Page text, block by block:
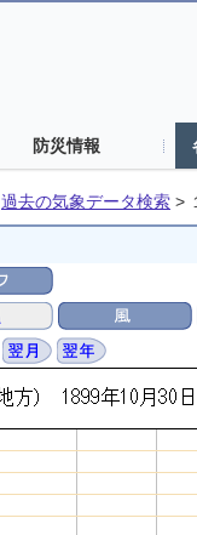
防災情報
過去の気象データ検索 >